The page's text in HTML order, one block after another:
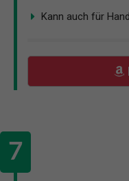
Kann auch für